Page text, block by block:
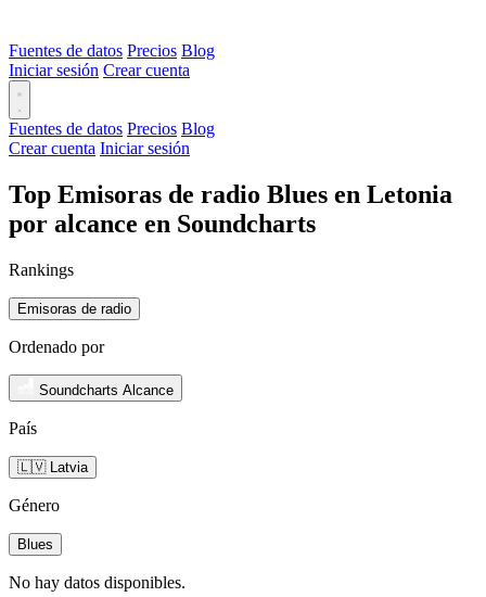
Fuentes de datos Precios Blog
Iniciar sesión Crear cuenta
Fuentes de datos Precios Blog
Crear cuenta Iniciar sesión
Top Emisoras de radio Blues en Letonia
por alcance en Soundcharts
Rankings
Emisoras de radio
Ordenado por
Soundcharts Alcance
País
🇱🇻 Latvia
Género
Blues
No hay datos disponibles.